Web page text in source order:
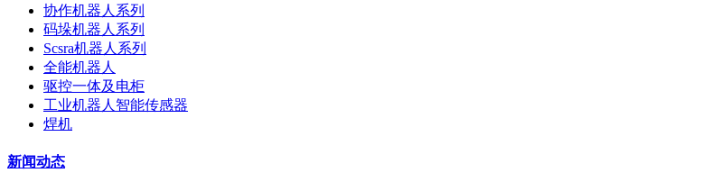
协作机器人系列
码垛机器人系列
Scsra机器人系列
全能机器人
驱控一体及电柜
工业机器人智能传感器
焊机
新闻动态